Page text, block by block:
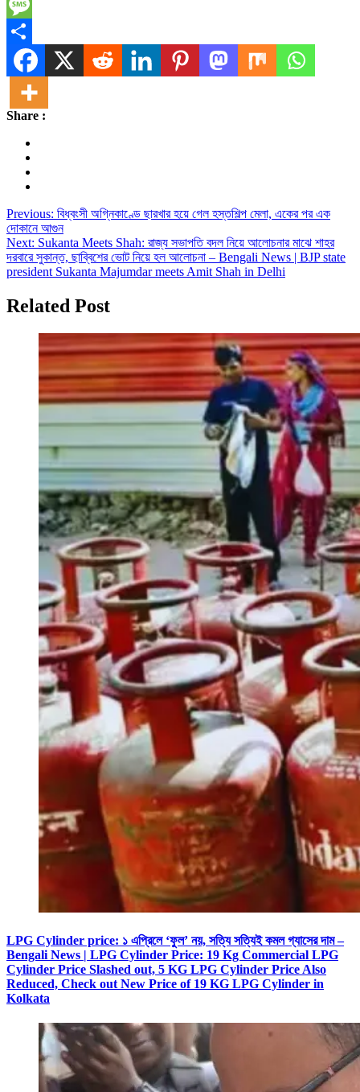
Telegram
Message
Share
Share :
Post
navigation
Previous: বিধ্বংসী অগ্নিকাণ্ডে ছারখার হয়ে গেল হস্তশিল্প মেলা, একের পর এক
দোকানে আগুন
Next: Sukanta Meets Shah: রাজ্য সভাপতি বদল নিয়ে আলোচনার মাঝে শাহর
দরবারে সুকান্ত, ছাব্বিশের ভোট নিয়ে হল আলোচনা – Bengali News | BJP state
president Sukanta Majumdar meets Amit Shah in Delhi
Related Post
LPG Cylinder price: ১ এপ্রিলে ‘ফুল’ নয়, সত্যি সত্যিই কমল গ্যাসের দাম –
Bengali News | LPG Cylinder Price: 19 Kg Commercial LPG
Cylinder Price Slashed out, 5 KG LPG Cylinder Price Also
Reduced, Check out New Price of 19 KG LPG Cylinder in
Kolkata